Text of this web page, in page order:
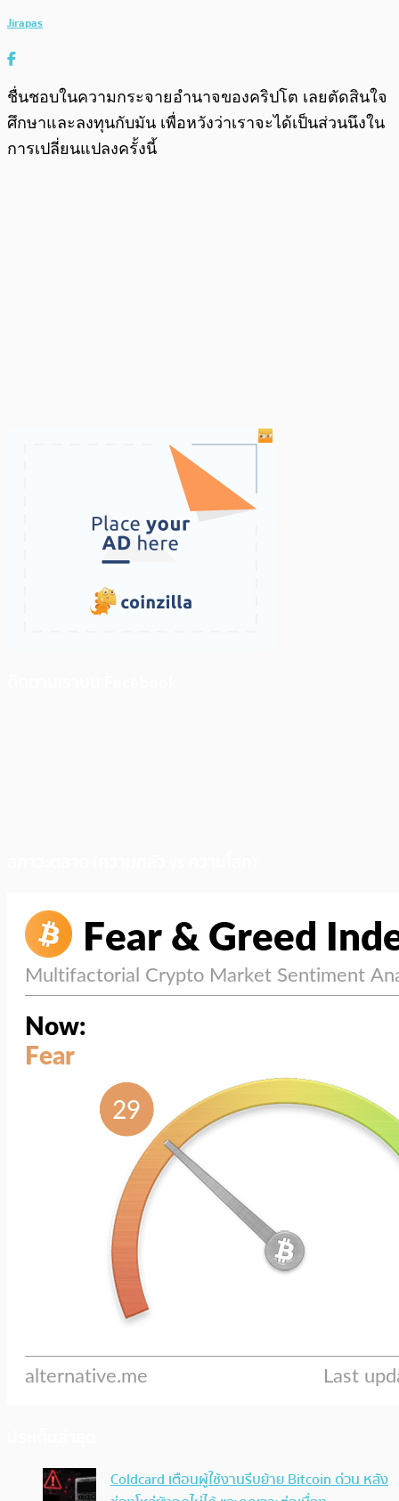
Jirapas
ชื่นชอบในความกระจายอำนาจของคริปโต เลยตัดสินใจ
ศึกษาและลงทุนกับมัน เพื่อหวังว่าเราจะได้เป็นส่วนนึงใน
การเปลี่ยนแปลงครั้งนี้
Coldcard เตือนผู้ใช้งานรีบย้าย Bitcoin ด่วน หลัง